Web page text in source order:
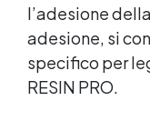
l’adesione
adesione, si
specifico per
RESIN PRO.